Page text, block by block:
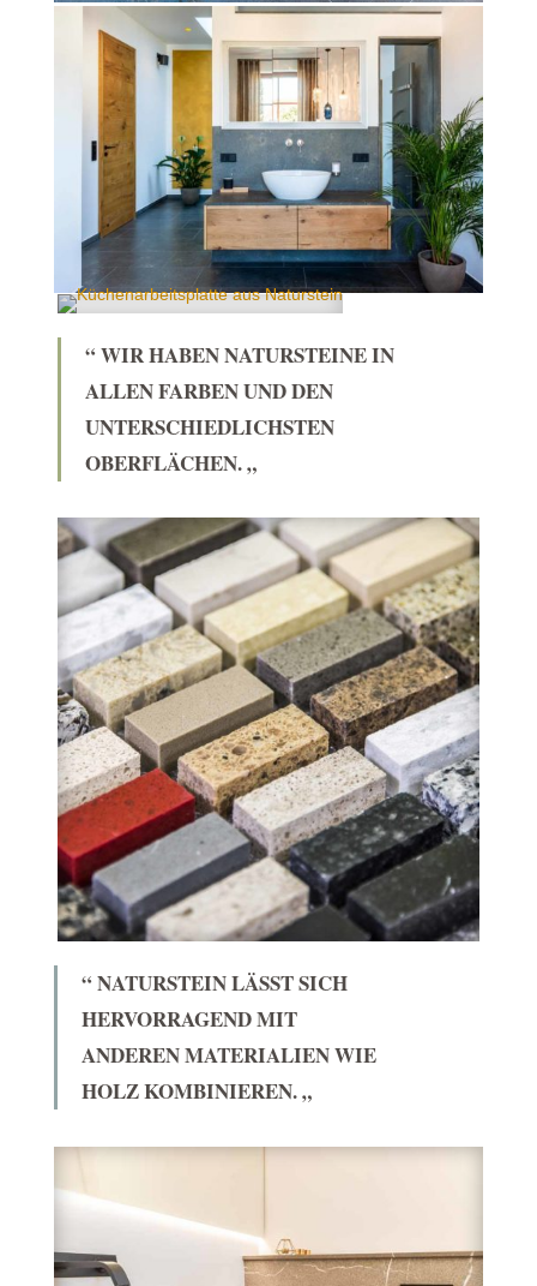
“ WIR HABEN NATURSTEINE IN
ALLEN FARBEN UND DEN
UNTERSCHIEDLICHSTEN
OBERFLÄCHEN. „
“ NATURSTEIN LÄSST SICH
HERVORRAGEND MIT
ANDEREN MATERIALIEN WIE
HOLZ KOMBINIEREN. „